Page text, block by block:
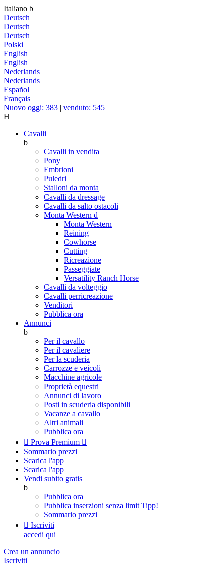
Italiano b
Deutsch
Deutsch
Deutsch
Polski
English
English
Nederlands
Nederlands
Español
Français
Nuovo oggi: 383 | venduto: 545
H
Cavalli
b
Cavalli in vendita
Pony
Embrioni
Puledri
Stalloni da monta
Cavalli da dressage
Cavalli da salto ostacoli
Monta Western d
Monta Western
Reining
Cowhorse
Cutting
Ricreazione
Passeggiate
Versatility Ranch Horse
Cavalli da volteggio
Cavalli perricreazione
Venditori
Pubblica ora
Annunci
b
Per il cavallo
Per il cavaliere
Per la scuderia
Carrozze e veicoli
Macchine agricole
Proprietà equestri
Annunci di lavoro
Posti in scuderia disponibili
Vacanze a cavallo
Altri animali
Pubblica ora
 Prova Premium 
Sommario prezzi
Scarica l'app
Scarica l'app
Vendi subito gratis
b
Pubblica ora
Pubblica inserzioni senza limit Tipp!
Sommario prezzi
 Iscriviti
accedi qui
Crea un annuncio
Iscriviti